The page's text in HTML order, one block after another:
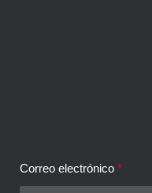
Correo electrónico